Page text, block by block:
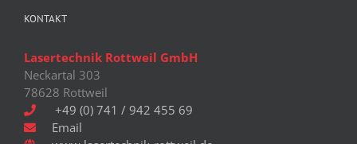
KONTAKT
Lasertechnik Rottweil GmbH
Neckartal 303
78628 Rottweil
+49 (0) 741 / 942 455 69
Email